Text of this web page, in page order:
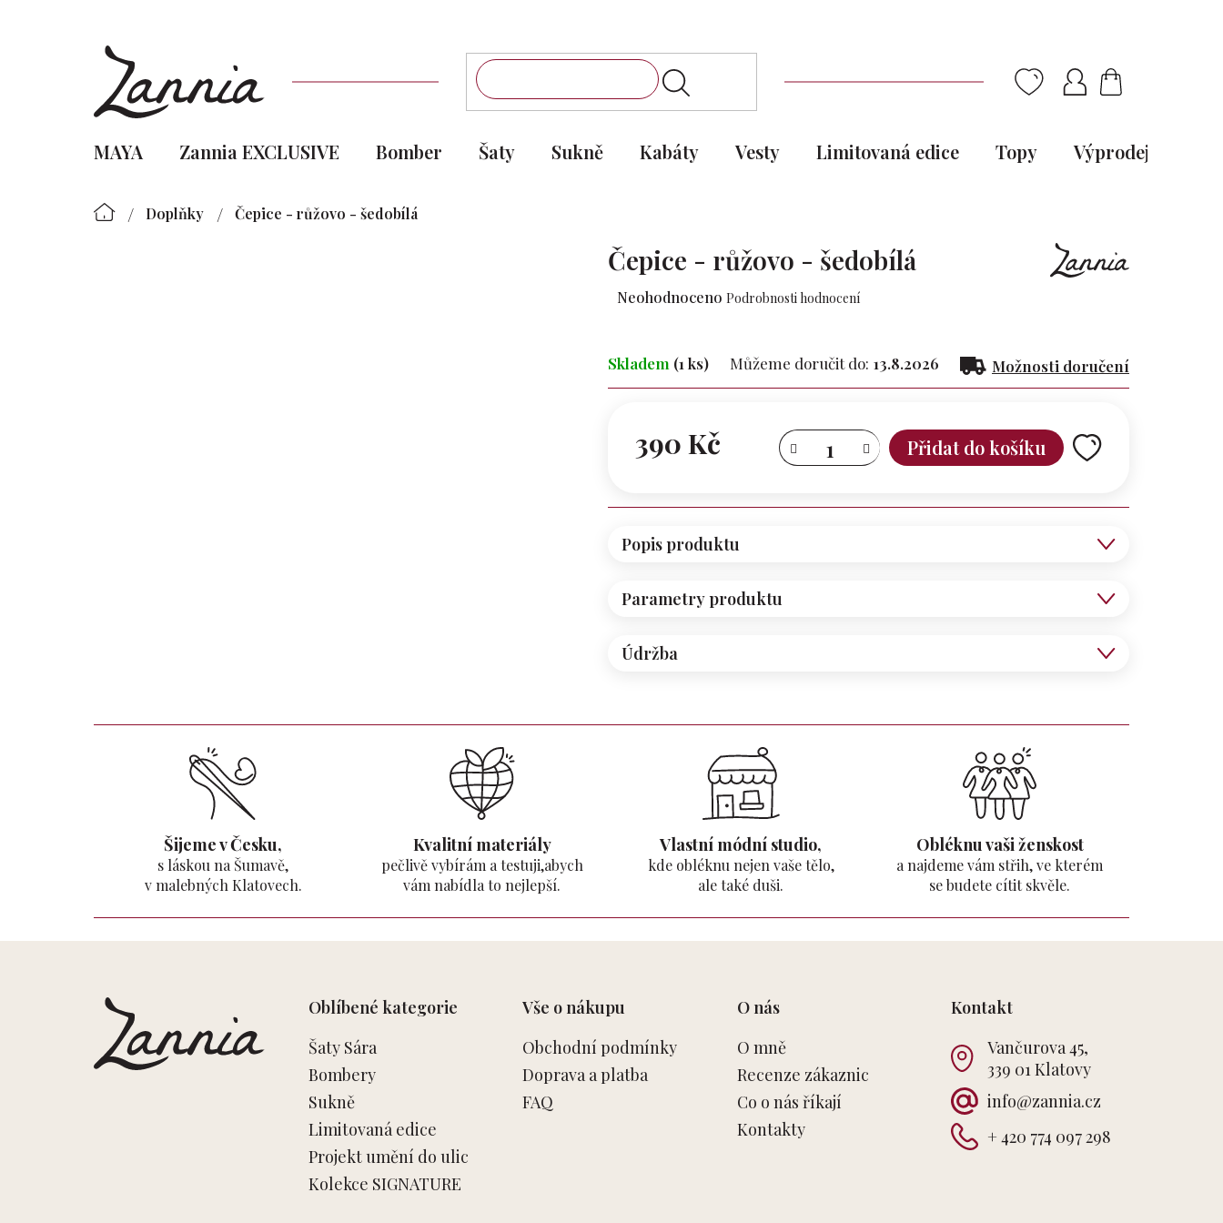
NÁKUPNÍ
KOŠÍK
MAYA Zannia EXCLUSIVE Bomber Šaty Sukně Kabáty Vesty Limitovaná edice Topy Výprodej
/ Doplňky / Čepice - růžovo - šedobílá
Skladem (1 ks) Můžeme doručit do: 13.8.2026 Možnosti doručení
390 Kč Přidat do košíku
Čepice - růžovo - šedobílá
Průměrné
0,0
z 5
Neohodnoceno Podrobnosti hodnocení
Údržba
Parametry produktu
Popis produktu
Šijeme v Česku,
s láskou na Šumavě,
v malebných Klatovech.
Kvalitní materiály
pečlivě vybírám a testuji,abych
vám nabídla to nejlepší.
Vlastní módní studio,
kde obléknu nejen vaše tělo,
ale také duši.
Obléknu vaši ženskost
a najdeme vám střih, ve kterém
se budete cítit skvěle.
Oblíbené kategorie
Šaty Sára
Bombery
Sukně
Limitovaná edice
Projekt umění do ulic
Kolekce SIGNATURE
Vše o nákupu
Obchodní podmínky
Doprava a platba
FAQ
O nás
O mně
Recenze zákaznic
Co o nás říkají
Kontakty
Kontakt
Vančurova 45,
339 01 Klatovy
info@zannia.cz
+ 420 774 097 298